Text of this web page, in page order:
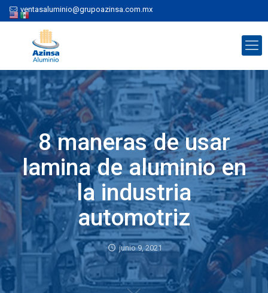
ventasaluminio@grupoazinsa.com.mx
8 maneras de usar
lamina de aluminio en
la industria
automotriz
junio 9, 2021